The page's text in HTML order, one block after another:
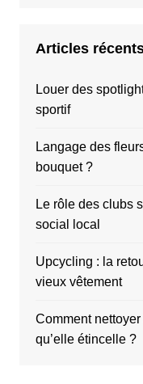
Articles
Louer des
sportif
Langage des
bouquet ?
Le rôle des clubs
social local
Upcycling : la
vieux vêtement
Comment
qu’elle étincelle ?